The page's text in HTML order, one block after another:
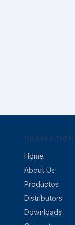
NAVIGATION
Home
About Us
Productos
Distributors
Downloads